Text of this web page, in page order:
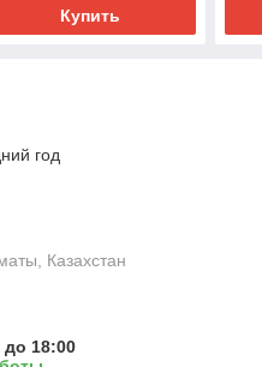
Купить
год
Казахстан
до 18:00